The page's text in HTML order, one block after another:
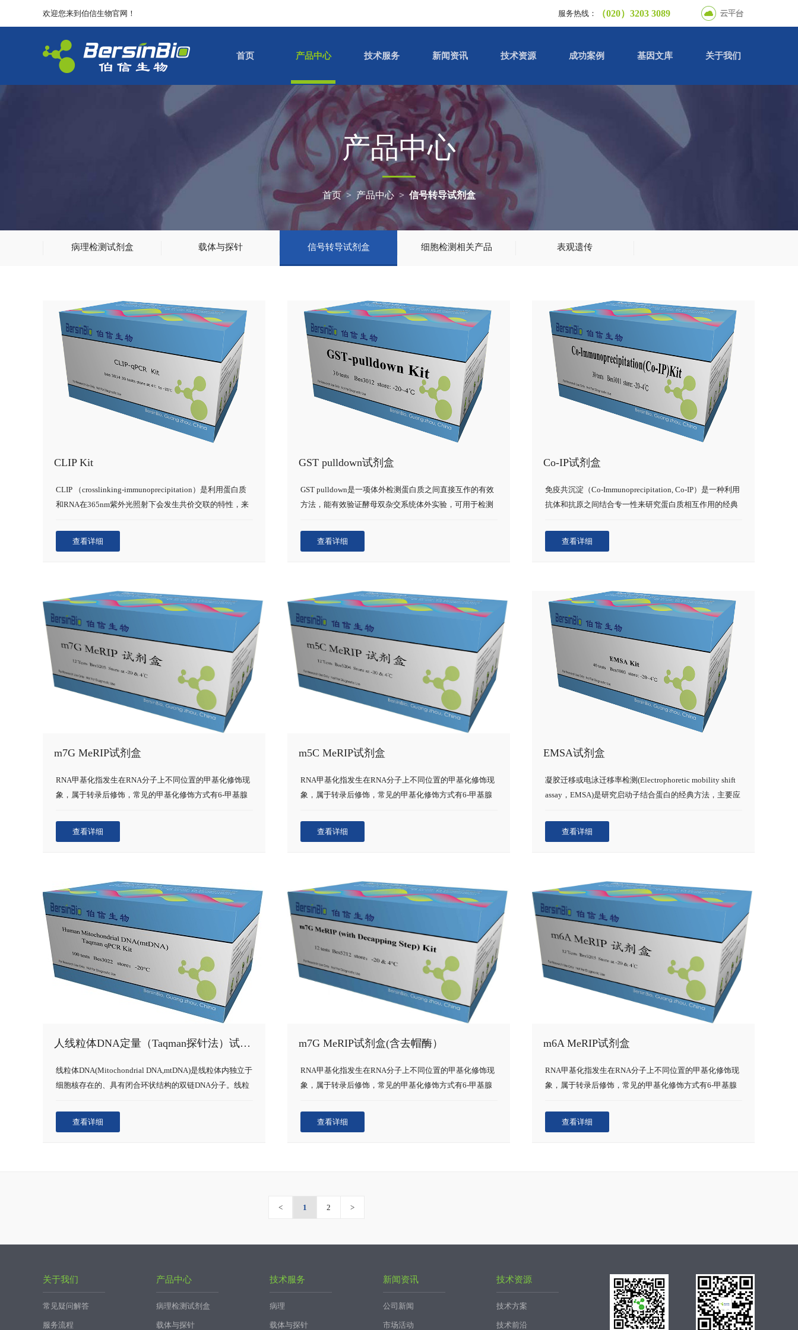
欢迎您来到伯信生物官网！ 服务热线： （020）3203 3089
首页 产品中心 技术服务 新闻资讯 技术资源 成功案例 基因文库 关于我们
产品中心
首页> 产品中心 > 信号转导试剂盒
病理检测试剂盒 载体与探针 信号转导试剂盒 细胞检测相关产品 表观遗传
CLIP Kit
CLIP （crosslinking-immunoprecipitation）是利用蛋白质
和RNA在365nm紫外光照射下会发生共价交联的特性，来
查看详细
GST pulldown试剂盒
GST pulldown是一项体外检测蛋白质之间直接互作的有效
方法，能有效验证酵母双杂交系统体外实验，可用于检测
蛋白相互作用的初始筛选方法。
查看详细
Co-IP试剂盒
免疫共沉淀（Co-Immunoprecipitation, Co-IP）是一种利用
抗体和抗原之间结合专一性来研究蛋白质相互作用的经典
查看详细
m7G MeRIP试剂盒
RNA甲基化指发生在RNA分子上不同位置的甲基化修饰现
象，属于转录后修饰，常见的甲基化修饰方式有6-甲基腺
methylcytidine，m5C)以及7-甲基鸟嘌呤(N7-
methylguanosine，m7G)等。RNA甲基化在调控基因表
基化RNA免疫共沉淀(Methylated RNA
Immunoprecipitation，MeRIP)技术，可以对RNA转录后甲
基化修饰图谱进行全面研究。
查看详细
m5C MeRIP试剂盒
RNA甲基化指发生在RNA分子上不同位置的甲基化修饰现
象，属于转录后修饰，常见的甲基化修饰方式有6-甲基腺
methylcytidine，m5C)以及7-甲基鸟嘌呤(N7-
methylguanosine，m7G)等。RNA甲基化在调控基因表
基化RNA免疫共沉淀(Methylated RNA
Immunoprecipitation，MeRIP)技术，可以对RNA转录后甲
基化修饰图谱进行全面研究。
查看详细
EMSA试剂盒
凝胶迁移或电泳迁移率检测(Electrophoretic mobility shift
assay，EMSA)是研究启动子结合蛋白的经典方法，主要应
查看详细
人线粒体DNA定量（Taqman探针法）试剂盒
线粒体DNA(Mitochondrial DNA,mtDNA)是线粒体内独立于
细胞核存在的、具有闭合环状结构的双链DNA分子。线粒
与线粒体功能密切相关。研究表明，mtDNA拷贝数变异引
起线粒体功能紊乱，进而导致疾病发生。
查看详细
m7G MeRIP试剂盒(含去帽酶）
RNA甲基化指发生在RNA分子上不同位置的甲基化修饰现
象，属于转录后修饰，常见的甲基化修饰方式有6-甲基腺
methylcytidine，m5C)以及7-甲基鸟嘌呤(N7-
methylguanosine，m7G)等。RNA甲基化在调控基因表
基化修饰图谱进行全面研究。
查看详细
m6A MeRIP试剂盒
RNA甲基化指发生在RNA分子上不同位置的甲基化修饰现
象，属于转录后修饰，常见的甲基化修饰方式有6-甲基腺
methylcytidine，m5C)以及7-甲基鸟嘌呤(N7-
methylguanosine，m7G)等。RNA甲基化在调控基因表
查看详细
< 1 2 >
关于我们
常见疑问解答
服务流程
产品中心
病理检测试剂盒
载体与探针
技术服务
病理
载体与探针
新闻资讯
公司新闻
市场活动
技术资源
技术方案
技术前沿